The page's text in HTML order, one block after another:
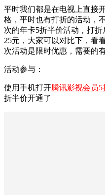
平时我们都是在电视上直接
格，平时也有打折的活动，
次的年卡5折半价活动，打
25元，大家可以对比下，看
次活动是限时优惠，需要的
活动参与：
使用手机打开腾讯影视会员5
折半价开通了